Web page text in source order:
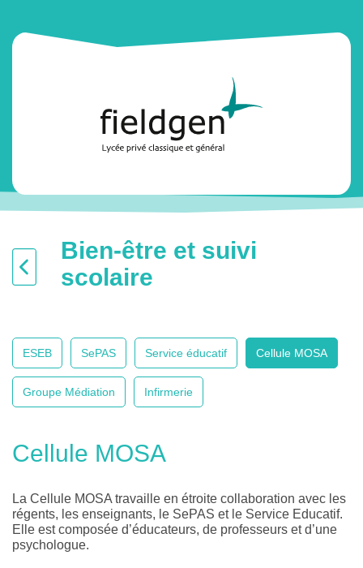
Bien-être et suivi
scolaire
ESEB SePAS Service éducatif Cellule MOSA
Groupe Médiation Infirmerie
Cellule MOSA
La Cellule MOSA travaille en étroite collaboration avec les
régents, les enseignants, le SePAS et le Service Educatif.
Elle est composée d’éducateurs, de professeurs et d’une
psychologue.